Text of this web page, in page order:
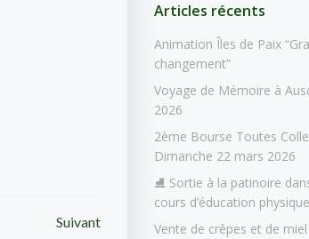
Suivant
Articles récents
Animation Îles de Paix
changement”
Voyage de Mémoire à
2026
2ème Bourse Toutes
Dimanche 22 mars 2026
⛸️ Sortie à la patinoire
cours d’éducation physique
Vente de crêpes et de